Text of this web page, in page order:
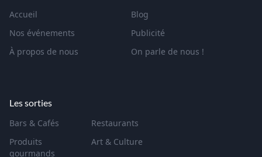
Accueil
Blog
Nos événements
Publicité
À propos de nous
On parle de nous !
Les sorties
Bars & Cafés
Restaurants
Produits
gourmands
Art & Culture